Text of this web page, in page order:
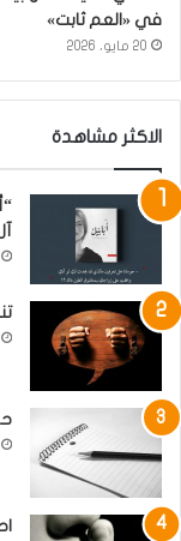
في «العم ثابت»
20 مايو، 2026
الاكثر مشاهدة